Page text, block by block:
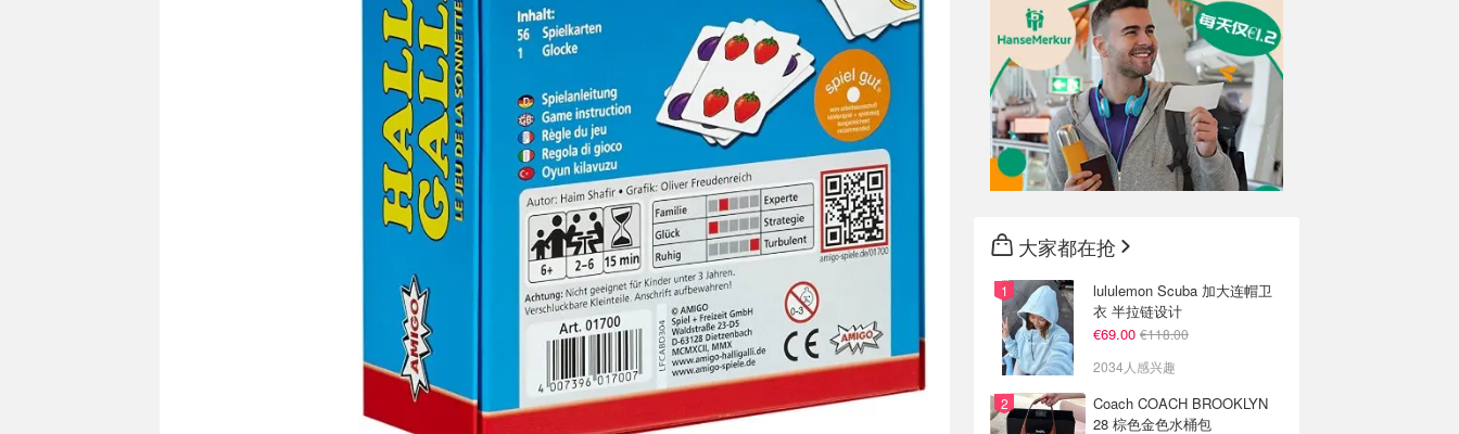
大家都在抢
lululemon Scuba 加大连帽卫
衣 半拉链设计
€69.00 €118.00
2034人感兴趣
Coach COACH BROOKLYN
28 棕色金色水桶包